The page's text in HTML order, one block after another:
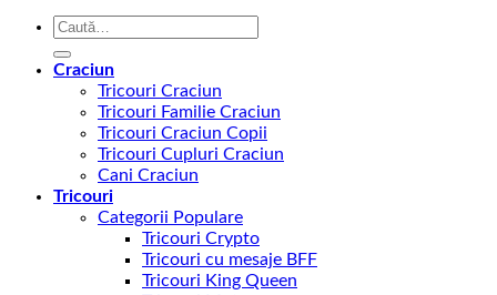
Caută
Craciun
Tricouri Craciun
Tricouri Familie Craciun
Tricouri Craciun Copii
Tricouri Cupluri Craciun
Cani Craciun
Tricouri
Categorii Populare
Tricouri Crypto
Tricouri cu mesaje BFF
Tricouri King Queen